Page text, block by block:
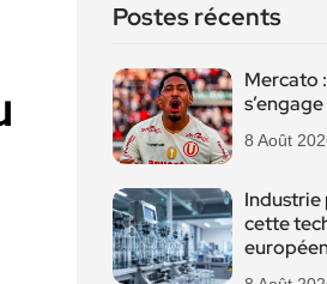
Postes récents
Mercato
8 Août
Industrie
cette